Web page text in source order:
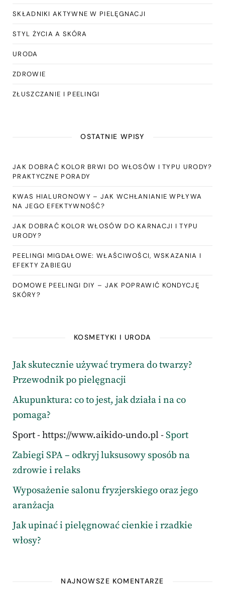
SKŁADNIKI AKTYWNE W PIELĘGNACJI
STYL ŻYCIA A SKÓRA
URODA
ZDROWIE
ZŁUSZCZANIE I PEELINGI
OSTATNIE WPISY
JAK DOBRAĆ KOLOR BRWI DO WŁOSÓW I TYPU URODY?
PRAKTYCZNE PORADY
KWAS HIALURONOWY – JAK WCHŁANIANIE WPŁYWA
NA JEGO EFEKTYWNOŚĆ?
JAK DOBRAĆ KOLOR WŁOSÓW DO KARNACJI I TYPU
URODY?
PEELINGI MIGDAŁOWE: WŁAŚCIWOŚCI, WSKAZANIA I
EFEKTY ZABIEGU
DOMOWE PEELINGI DIY – JAK POPRAWIĆ KONDYCJĘ
SKÓRY?
KOSMETYKI I URODA
Jak skutecznie używać trymera do twarzy?
Przewodnik po pielęgnacji
Akupunktura: co to jest, jak działa i na co
pomaga?
Sport - https://www.aikido-undo.pl -Sport
Zabiegi SPA – odkryj luksusowy sposób na
zdrowie i relaks
Wyposażenie salonu fryzjerskiego oraz jego
aranżacja
Jak upinać i pielęgnować cienkie i rzadkie
włosy?
NAJNOWSZE KOMENTARZE